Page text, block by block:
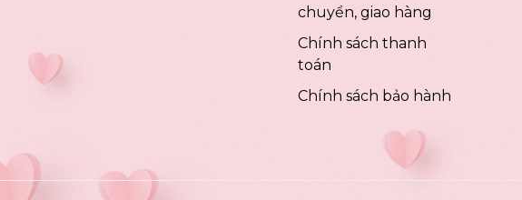
chuyển, giao hàng
Chính sách thanh
toán
Chính sách bảo hành